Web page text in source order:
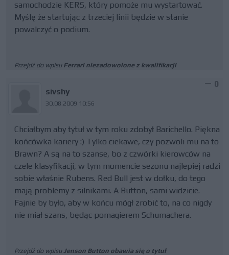
samochodzie KERS, który pomoże mu wystartować.
Myślę że startując z trzeciej linii będzie w stanie
powalczyć o podium.
Przejdź do wpisu Ferrari niezadowolone z kwalifikacji
sivshy
30.08.2009 10:56
0
Chciałbym aby tytuł w tym roku zdobył Barichello. Piękna
końcówka kariery :) Tylko ciekawe, czy pozwoli mu na to
Brawn? A są na to szanse, bo z czwórki kierowców na
czele klasyfikacji, w tym momencie sezonu najlepiej radzi
sobie właśnie Rubens. Red Bull jest w dołku, do tego
mają problemy z silnikami. A Button, sami widzicie.
Fajnie by było, aby w końcu mógł zrobić to, na co nigdy
nie miał szans, będąc pomagierem Schumachera.
Przejdź do wpisuJenson Button obawia się o tytuł